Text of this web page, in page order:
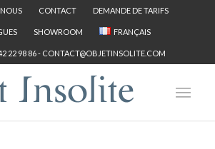
CONTACT DEMANDE DE TARIFS
SHOWROOM FRANÇAIS
22 98 86 - CONTACT@OBJETINSOLITE.COM